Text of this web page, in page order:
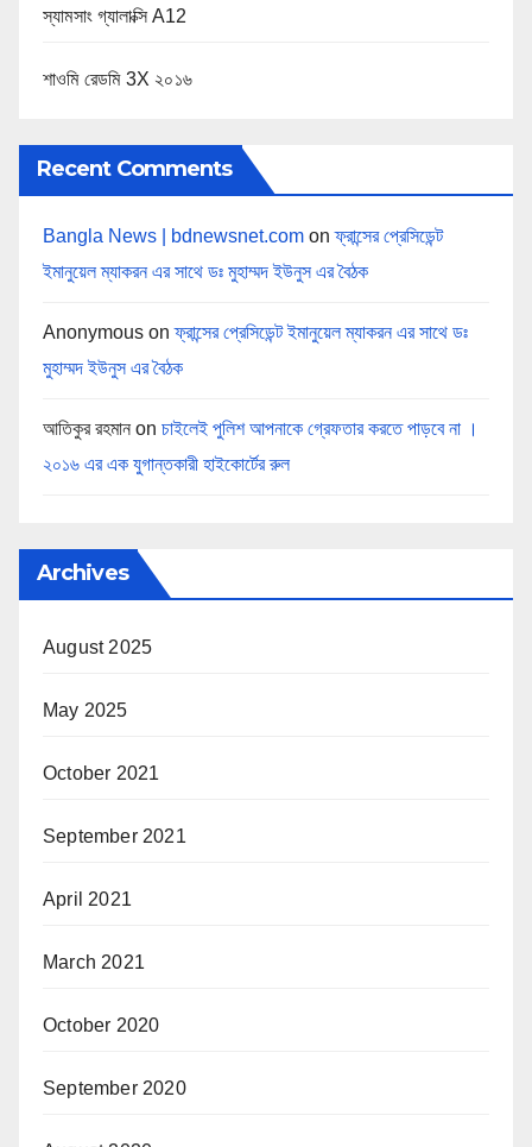
স্যামসাং গ্যালাক্সি A12
শাওমি রেডমি 3X ২০১৬
Recent Comments
Bangla News | bdnewsnet.com onফ্রান্সের প্রেসিডেন্ট
ইমানুয়েল ম্যাকরন এর সাথে ডঃ মুহাম্মদ ইউনুস এর বৈঠক
Anonymous onফ্রান্সের প্রেসিডেন্ট ইমানুয়েল ম্যাকরন এর সাথে ডঃ
মুহাম্মদ ইউনুস এর বৈঠক
আতিকুর রহমান on চাইলেই পুলিশ আপনাকে গ্রেফতার করতে পাড়বে না ।
২০১৬ এর এক যুগান্তকারী হাইকোর্টের রুল
Archives
August 2025
May 2025
October 2021
September 2021
April 2021
March 2021
October 2020
September 2020